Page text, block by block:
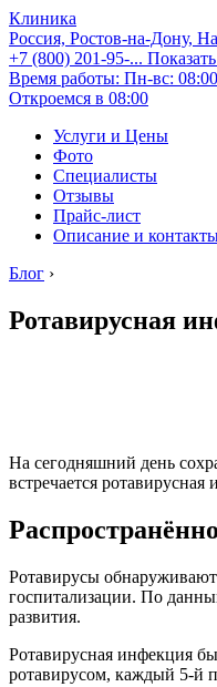
Клиника
Россия, Ростов-на-Дону,
+7 (800) 201-95-...
Время работы: Пн-вс:
Откроемся в 08:00
Услуги и Цены
Фото
Специалисты
Отзывы
Прайс-лист
Описание и
Блог ›
Ротавирусная
На сегодняшний день
встречается ротавирусная
Ротавирусы
госпитализации. По
развития.
Ротавирусная инфекция
ротавирусом, каждый 5-й